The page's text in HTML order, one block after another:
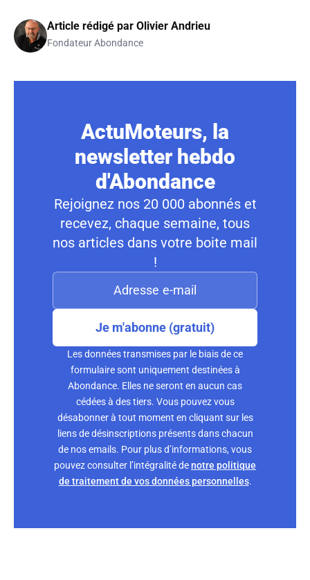
Article rédigé par Olivier Andrieu
Fondateur Abondance
ActuMoteurs, la
newsletter hebdo
d'Abondance
Rejoignez nos 20 000 abonnés et
recevez, chaque semaine, tous
nos articles dans votre boite mail
!
Je m'abonne (gratuit)
Les données transmises par le biais de ce
formulaire sont uniquement destinées à
Abondance. Elles ne seront en aucun cas
cédées à des tiers. Vous pouvez vous
désabonner à tout moment en cliquant sur les
liens de désinscriptions présents dans chacun
de nos emails. Pour plus d’informations, vous
pouvez consulter l’intégralité denotre politique
de traitement de vos données personnelles.